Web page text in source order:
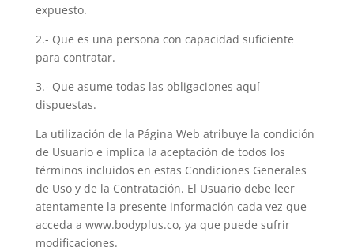
expuesto.
2.- Que es una persona con capacidad suficiente
para contratar.
3.- Que asume todas las obligaciones aquí
dispuestas.
La utilización de la Página Web atribuye la condición
de Usuario e implica la aceptación de todos los
términos incluidos en estas Condiciones Generales
de Uso y de la Contratación. El Usuario debe leer
atentamente la presente información cada vez que
acceda a www.bodyplus.co, ya que puede sufrir
modificaciones.